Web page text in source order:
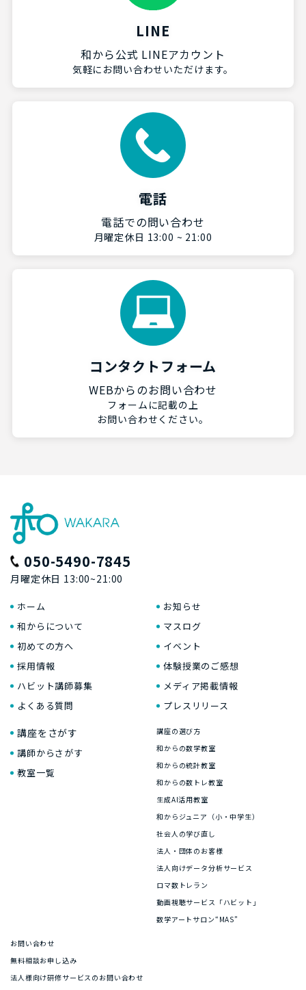
LINE
和から公式 LINEアカウント
気軽にお問い合わせいただけます。
電話
電話での問い合わせ
月曜定休日 13:00 ~ 21:00
コンタクトフォーム
WEBからのお問い合わせ
フォームに記載の上
お問い合わせください。
050-5490-7845
月曜定休日 13:00~21:00
ホーム
和からについて
初めての方へ
採用情報
ハビット講師募集
よくある質問
お知らせ
マスログ
イベント
体験授業のご感想
メディア掲載情報
プレスリリース
講座をさがす
講師からさがす
教室一覧
講座の選び方
和からの数学教室
和からの統計教室
和からの数トレ教室
生成AI活用教室
和からジュニア（小・中学生）
社会人の学び直し
法人・団体のお客様
法人向けデータ分析サービス
ロマ数トレラン
動画視聴サービス「ハビット」
数学アートサロン“MAS”
お問い合わせ
無料相談お申し込み
法人様向け研修サービスのお問い合わせ